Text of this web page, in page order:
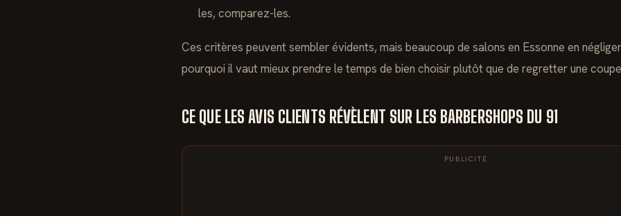
les, comparez-les.
Ces critères peuvent sembler évidents, mais beaucoup de salons en Essonne en
pourquoi il vaut mieux prendre le temps de bien choisir plutôt que de regretter une
CE QUE LES AVIS CLIENTS RÉVÈLENT SUR LES BARBERSHOPS DU 91
PUBLICITÉ